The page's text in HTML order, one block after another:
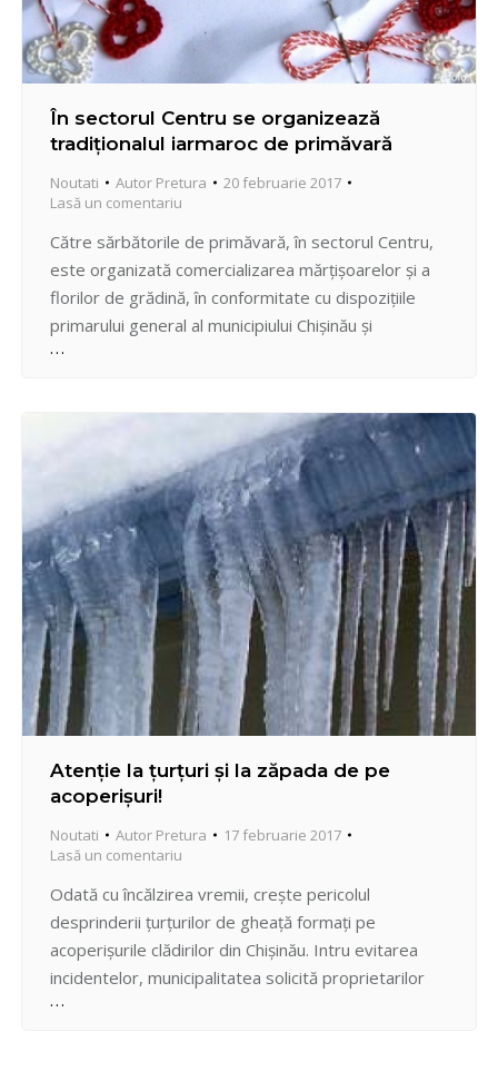
În sectorul Centru se organizează
tradiţionalul iarmaroc de primăvară
Noutati Autor Pretura
20 februarie 2017
Lasă un comentariu
Către sărbătorile de primăvară, în sectorul Centru,
este organizată comercializarea mărţişoarelor şi a
florilor de grădină, în conformitate cu dispoziţiile
primarului general al municipiului Chişinău şi
pretorului sectorului Centru. Astfel, până la 10
grădină – bd. Ştefan cel Mare şi Sfânt nr. 62 – nr. 64;
Atenţie la ţurţuri şi la zăpada de pe
acoperişuri!
Noutati Autor Pretura
17 februarie 2017
Lasă un comentariu
Odată cu încălzirea vremii, creşte pericolul
desprinderii ţurţurilor de gheață formați pe
acoperișurile clădirilor din Chişinău. Intru evitarea
incidentelor, municipalitatea solicită proprietarilor
imobilelor sau celor care îşi desfăşoară activitatea în